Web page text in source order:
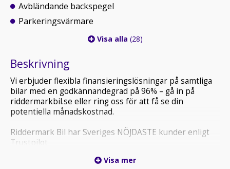
Avbländande backspegel
Parkeringsvärmare
Visa alla (28)
Beskrivning
Vi erbjuder flexibla finansieringslösningar på samtliga
bilar med en godkännandegrad på 96% – gå in på
riddermarkbil.se eller ring oss för att få se din
potentiella månadskostnad.
Riddermark Bil har Sveriges NÖJDASTE kunder enligt
Trustpilot
hemleverans i hela Sverige!*Visa mer